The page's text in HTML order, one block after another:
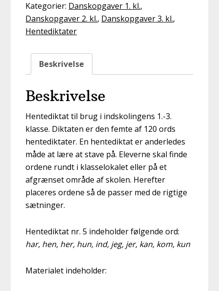
pdf)
antal
Kategorier: Danskopgaver 1. kl.,
Danskopgaver 2. kl., Danskopgaver 3. kl.,
Hentediktater
Beskrivelse
Beskrivelse
Hentediktat til brug i indskolingens 1.-3.
klasse. Diktaten er den femte af 120 ords
hentediktater. En hentediktat er anderledes
måde at lære at stave på. Eleverne skal finde
ordene rundt i klasselokalet eller på et
afgrænset område af skolen. Herefter
placeres ordene så de passer med de rigtige
sætninger.
Hentediktat nr. 5 indeholder følgende ord:
har, hen, her, hun, ind, jeg, jer, kan, kom, kun
Materialet indeholder: